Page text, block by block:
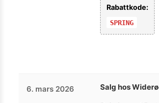
Rabattkode:
SPRING
6. mars 2026 Salg hos